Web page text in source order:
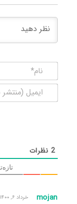
2نظرات
mojan خرداد ۶, ۱۴۰۰ ۱۲:۰۰ ب٫ظ